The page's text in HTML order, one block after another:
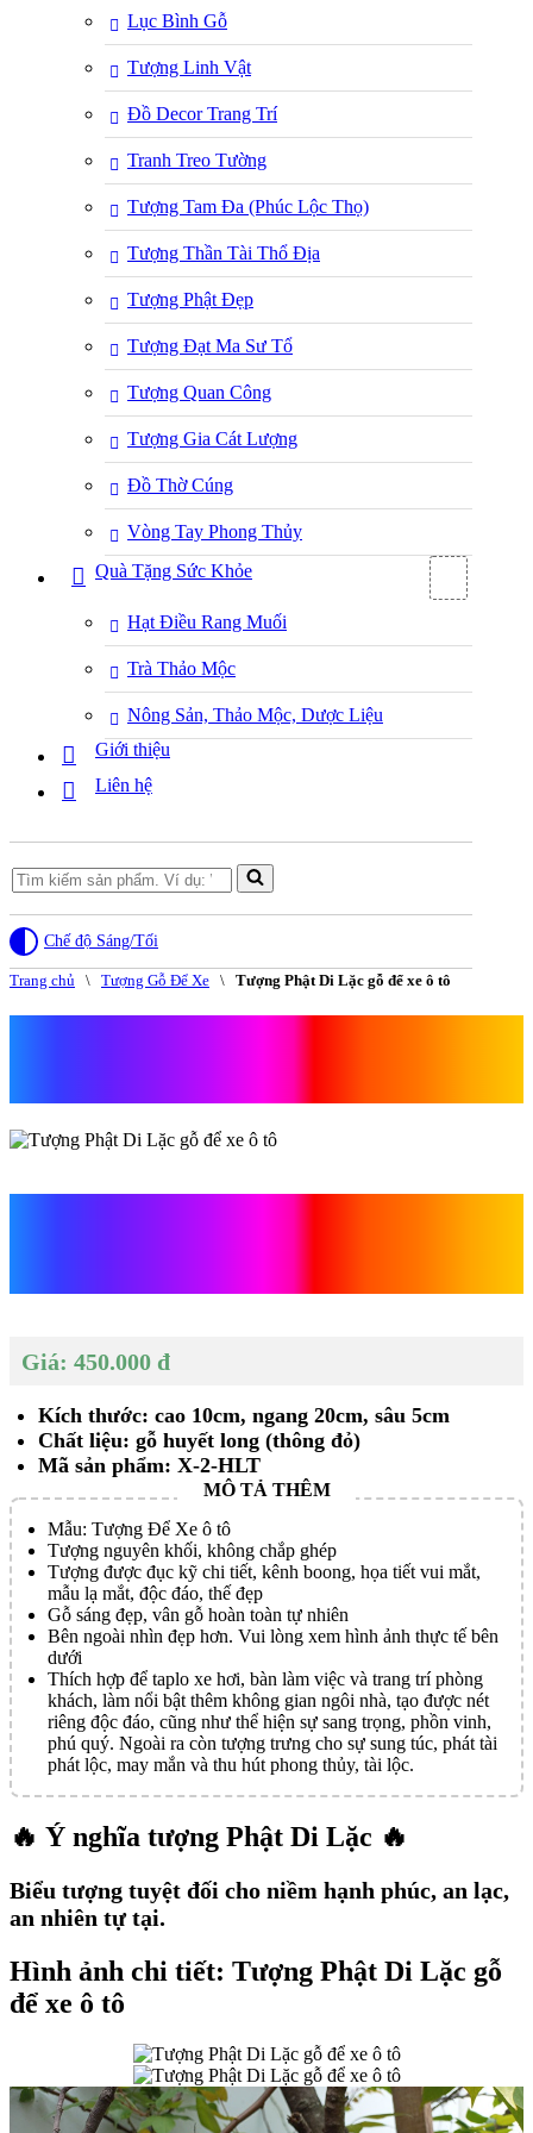
Lục Bình Gỗ
Tượng Linh Vật
Đồ Decor Trang Trí
Tranh Treo Tường
Tượng Tam Đa (Phúc Lộc Thọ)
Tượng Thần Tài Thổ Địa
Tượng Phật Đẹp
Tượng Đạt Ma Sư Tổ
Tượng Quan Công
Tượng Gia Cát Lượng
Đồ Thờ Cúng
Vòng Tay Phong Thủy
Quà Tặng Sức Khỏe
Hạt Điều Rang Muối
Trà Thảo Mộc
Nông Sản, Thảo Mộc, Dược Liệu
Giới thiệu
Liên hệ
Search
for...
Chế độ Sáng/Tối
Trang chủ \ Tượng Gỗ Để Xe \ Tượng Phật Di Lặc gỗ để xe ô tô
Giá: 450.000 đ
Kích thước: cao 10cm, ngang 20cm, sâu 5cm
Chất liệu: gỗ huyết long (thông đỏ)
Mã sản phẩm: X-2-HLT
Mẫu: Tượng Để Xe ô tô
Tượng nguyên khối, không chắp ghép
Tượng được đục kỹ chi tiết, kênh boong, họa tiết vui mắt,
mẫu lạ mắt, độc đáo, thế đẹp
Gỗ sáng đẹp, vân gỗ hoàn toàn tự nhiên
Bên ngoài nhìn đẹp hơn. Vui lòng xem hình ảnh thực tế bên
dưới
Thích hợp để taplo xe hơi, bàn làm việc và trang trí phòng
khách, làm nổi bật thêm không gian ngôi nhà, tạo được nét
riêng độc đáo, cũng như thể hiện sự sang trọng, phồn vinh,
phú quý. Ngoài ra còn tượng trưng cho sự sung túc, phát tài
phát lộc, may mắn và thu hút phong thủy, tài lộc.
🔥 Ý nghĩa tượng Phật Di Lặc 🔥
Biểu tượng tuyệt đối cho niềm hạnh phúc, an lạc,
an nhiên tự tại.
Hình ảnh chi tiết: Tượng Phật Di Lặc gỗ
để xe ô tô